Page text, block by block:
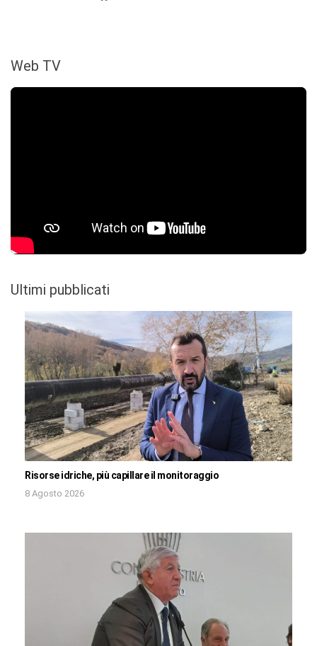
Web TV
Ultimi pubblicati
Risorse idriche, più capillare il monitoraggio
8 Agosto 2026